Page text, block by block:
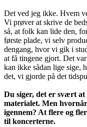
Det ved jeg ikke. Hvem
Vi prøver at skrive de
så, at folk kan lide den,
første plade, vi selv
dengang, hvor vi gik i
at få tingene gjort. Det
kan ikke sådan lige sige,
det, vi gjorde på det
Du siger, det er svært
materialet. Men
igennem? At flere og
til koncerterne.